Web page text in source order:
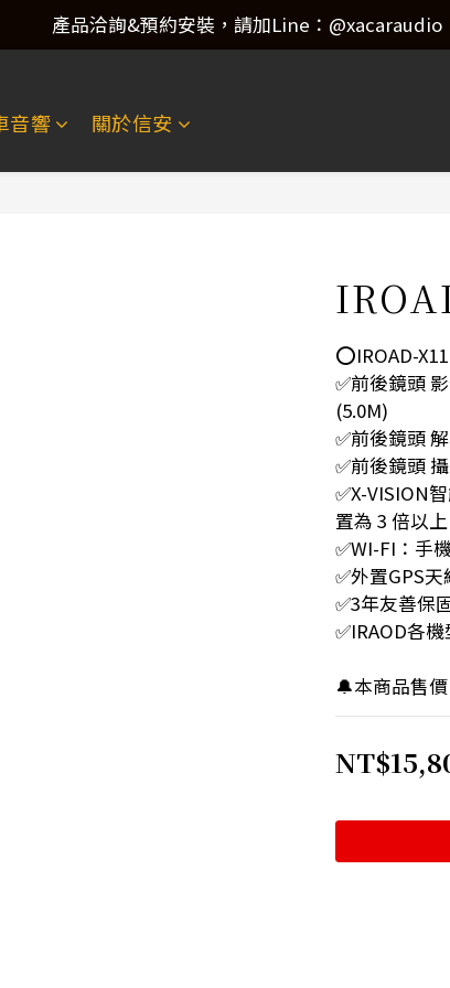
產品洽詢&預約安裝，請加Line：@xacaraudio
產品洽詢&預約安裝，請加Line：@xacaraudio
產品洽詢&預約安裝，請加Line：@xacaraudio
音響 關於信安
⭕️IROAD-
✅前後鏡頭
(5.0M)
✅前後鏡頭
✅前後鏡頭
✅X-VISION
置為 3 倍以上
✅WI-FI：手
✅外置GPS天
✅3年友善保
✅IRAOD各
🔔本商品售